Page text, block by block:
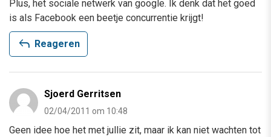
Plus, het sociale netwerk van google. Ik denk dat het goed
is als Facebook een beetje concurrentie krijgt!
reply Reageren
Sjoerd Gerritsen
02/04/2011 om 10:48
Geen idee hoe het met jullie zit, maar ik kan niet wachten tot